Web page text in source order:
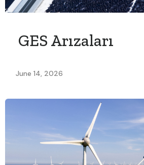
GES Arızaları
June 14, 2026